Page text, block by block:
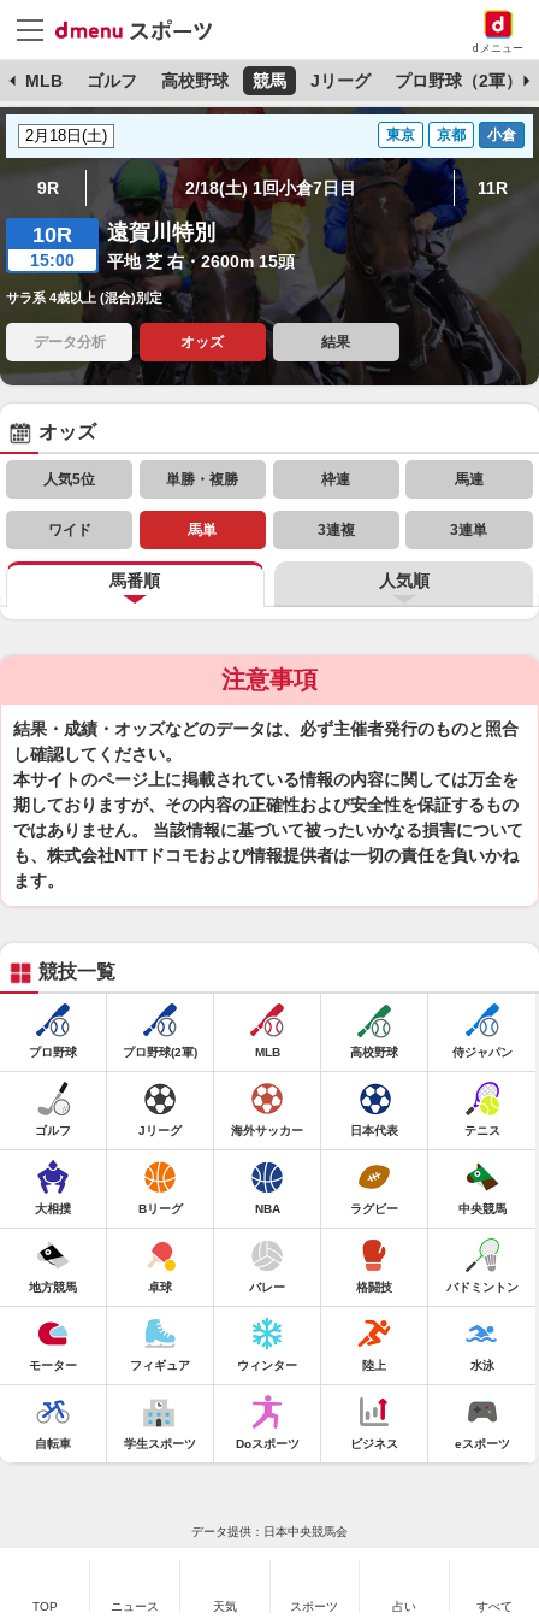
dメニュー
MLB ゴルフ 高校野球 競馬 Jリーグ プロ野球（2軍）
東京 京都 小倉
9R 2/18(土) 1回小倉7日目 11R
10R
15:00
遠賀川特別
平地 芝 右・2600m 15頭
サラ系 4歳以上 (混合)別定
データ分析 オッズ 結果
オッズ
人気5位 単勝・複勝 枠連 馬連
ワイド 馬単 3連複 3連単
馬番順 人気順
注意事項
結果・成績・オッズなどのデータは、必ず主催者発行のものと照合
し確認してください。
本サイトのページ上に掲載されている情報の内容に関しては万全を
期しておりますが、その内容の正確性および安全性を保証するもの
ではありません。 当該情報に基づいて被ったいかなる損害について
も、株式会社NTTドコモおよび情報提供者は一切の責任を負いかね
ます。
競技一覧
プロ野球 プロ野球(2軍) MLB 高校野球 侍ジャパン
ゴルフ Jリーグ 海外サッカー 日本代表 テニス
大相撲 Bリーグ NBA ラグビー 中央競馬
地方競馬 卓球 バレー 格闘技 バドミントン
モーター フィギュア ウィンター 陸上 水泳
自転車 学生スポーツ Doスポーツ ビジネス eスポーツ
データ提供：日本中央競馬会
TOP ニュース 天気 スポーツ 占い すべて